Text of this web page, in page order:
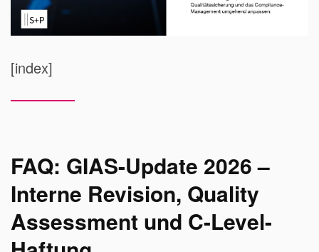
[index]
FAQ: GIAS-Update 2026 –
Interne Revision, Quality
Assessment und C-Level-